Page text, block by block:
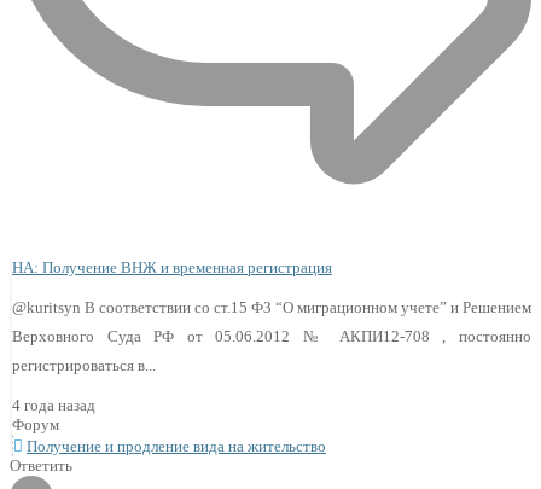
НА: Получение ВНЖ и временная регистрация
@kuritsyn В соответствии со ст.15 ФЗ “О миграционном учете” и Решением
Верховного Суда РФ от 05.06.2012 № АКПИ12-708 , постоянно
регистрироваться в...
4 года назад
Форум
Получение и продление вида на жительство
Ответить